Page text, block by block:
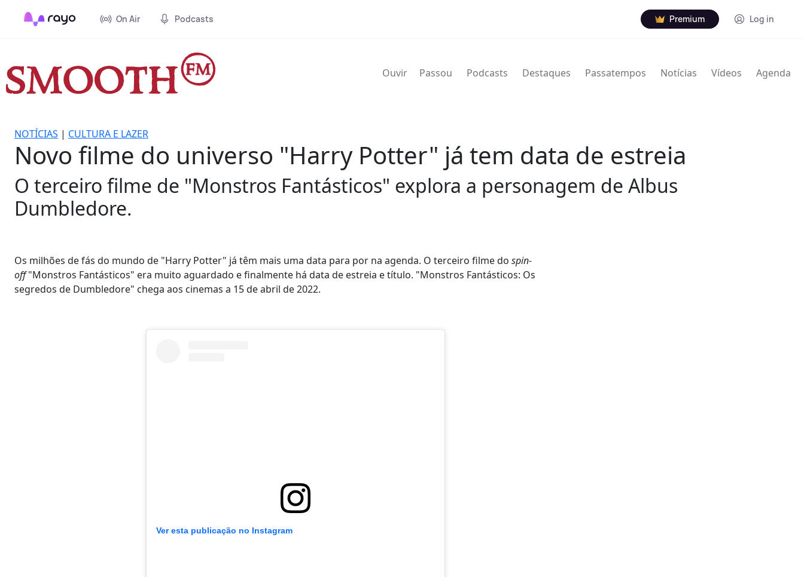
On Air Podcasts Premium Log in
Ouvir Passou Podcasts Destaques Passatempos Notícias Vídeos Agenda
NOTÍCIAS | CULTURA E LAZER
Novo filme do universo "Harry Potter" já tem data de estreia
O terceiro filme de "Monstros Fantásticos" explora a personagem de Albus
Dumbledore.
Os milhões de fás do mundo de "Harry Potter" já têm mais uma data para por na agenda. O terceiro filme do spin-
off"Monstros Fantásticos" era muito aguardado e finalmente há data de estreia e título. "Monstros Fantásticos: Os
segredos de Dumbledore" chega aos cinemas a 15 de abril de 2022.
Ver esta publicação no Instagram